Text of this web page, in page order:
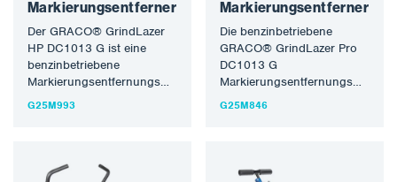
Markierungsentferner
Der GRACO® GrindLazer
HP DC1013 G ist eine
benzinbetriebene
Markierungsentfernungsmaschine,
die perfekt schleift,
G25M993
Markierungsentferner
Die benzinbetriebene
GRACO® GrindLazer Pro
DC1013 G
sorgt für die einwandfreie
G25M846